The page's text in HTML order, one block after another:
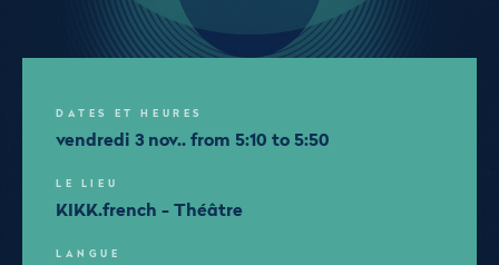
DATES ET HEURES
vendredi 3 nov.. from 5:10 to 5:50
LE LIEU
KIKK.french - Théâtre
LANGUE